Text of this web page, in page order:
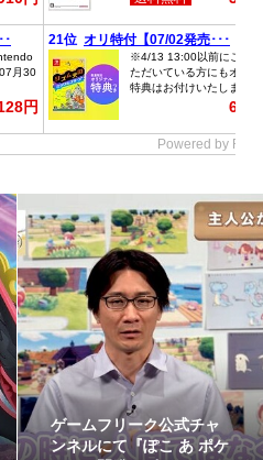
ゲームフリーク公式チャ
ンネルにて『ぽこ あ ポケ